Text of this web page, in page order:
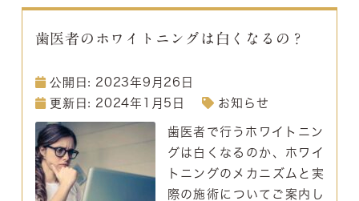
歯医者のホワイトニングは白くなるの？
2023年9月26日
2024年1月5日
お知らせ
歯医者で行うホワイトニン
グは白くなるのか、ホワイ
トニングのメカニズムと実
際の施術についてご案内し